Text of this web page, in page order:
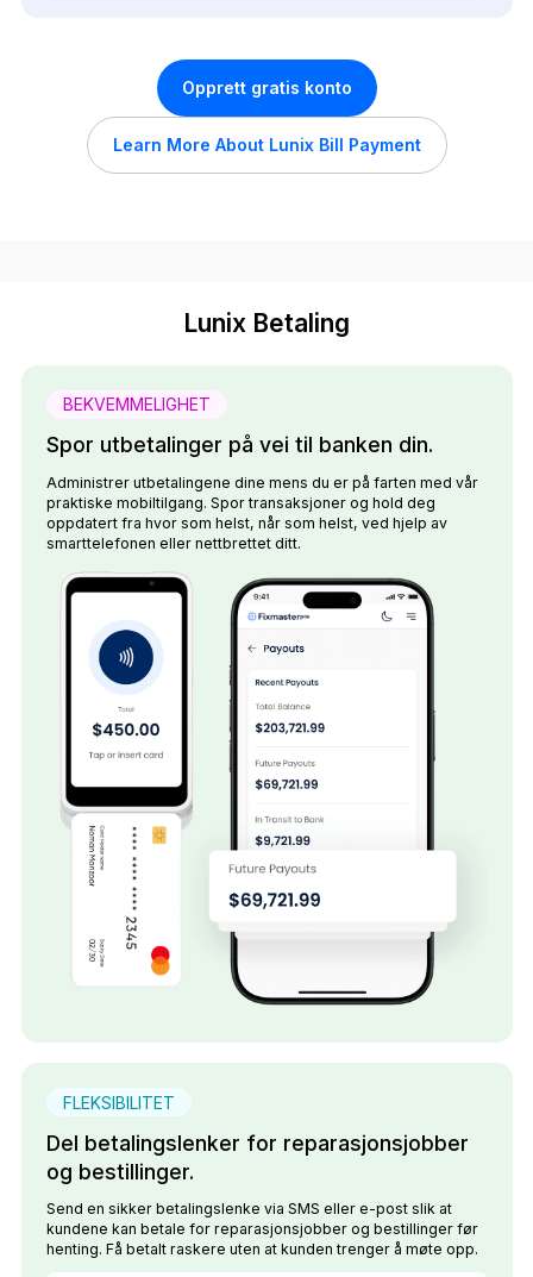
Opprett gratis konto
Learn More About Lunix Bill Payment
Lunix Betaling
BEKVEMMELIGHET
Spor utbetalinger på vei til banken din.
Administrer utbetalingene dine mens du er på farten med vår
praktiske mobiltilgang. Spor transaksjoner og hold deg
oppdatert fra hvor som helst, når som helst, ved hjelp av
smarttelefonen eller nettbrettet ditt.
FLEKSIBILITET
Del betalingslenker for reparasjonsjobber
og bestillinger.
Send en sikker betalingslenke via SMS eller e-post slik at
kundene kan betale for reparasjonsjobber og bestillinger før
henting. Få betalt raskere uten at kunden trenger å møte opp.